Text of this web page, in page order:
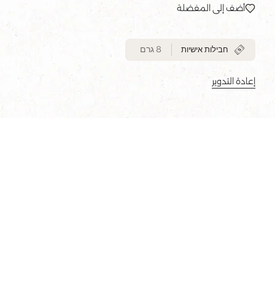
أضف إلى المفضلة
חבילות אישיות 8 גרם
إعادة التدوير